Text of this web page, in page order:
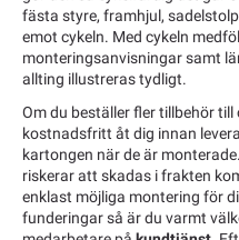
fästa styre, framhjul,
emot cykeln. Med cykeln
monteringsanvisningar samt
allting illustreras tydligt.
Om du beställer fler tillbehör
kostnadsfritt åt dig innan
kartongen när de är
riskerar att skadas i frakten
enklast möjliga montering för
funderingar så är du varmt